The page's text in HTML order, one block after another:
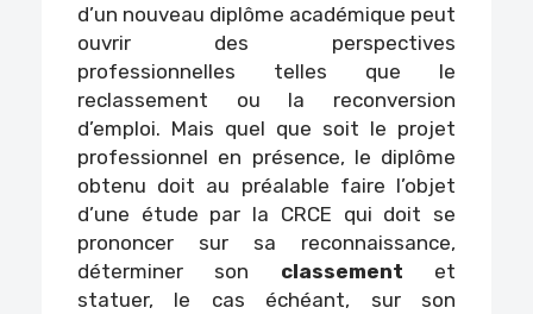
d’un nouveau diplôme académique peut
ouvrir des perspectives
professionnelles telles que le
reclassement ou la reconversion
d’emploi. Mais quel que soit le projet
professionnel en présence, le diplôme
obtenu doit au préalable faire l’objet
d’une étude par la CRCE qui doit se
prononcer sur sa reconnaissance,
déterminer son classement et
statuer, le cas échéant, sur son